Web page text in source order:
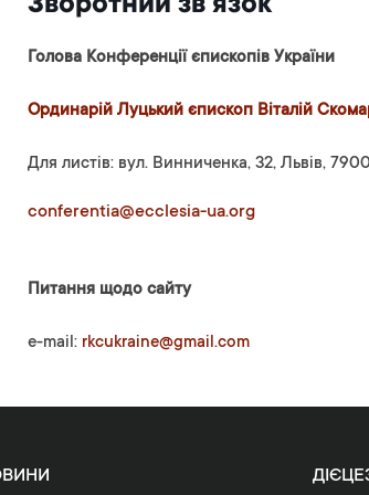
Голова Конференції єпископів України
Ординарій Луцький єпископ Віталій
Для листів: вул. Винниченка, 32, Львів,
conferentia@ecclesia-ua.org
Питання щодо сайту
e-mail: rkcukraine@gmail.com